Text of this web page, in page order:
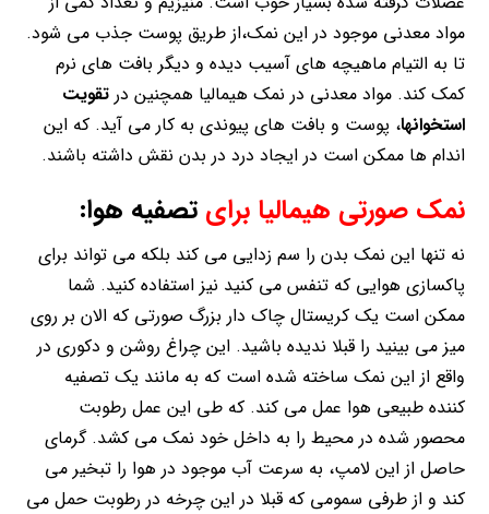
مواد معدنی موجود در این نمک،از طریق پوست جذب می شود.
تا به التیام ماهیچه های آسیب دیده و دیگر بافت های نرم
کمک کند. مواد معدنی در نمک هیمالیا همچنین درتقویت
استخوانها، پوست و بافت های پیوندی به کار می آید. که این
اندام ها ممکن است در ایجاد درد در بدن نقش داشته باشند.
نمک صورتی هیمالیا برایتصفیه هوا:
نه تنها این نمک بدن را سم زدایی می کند بلکه می تواند برای
پاکسازی هوایی که تنفس می کنید نیز استفاده کنید. شما
ممکن است یک کریستال چاک دار بزرگ صورتی که الان بر روی
میز می بینید را قبلا ندیده باشید. این چراغ روشن و دکوری در
واقع از این نمک ساخته شده است که به مانند یک تصفیه
کننده طبیعی هوا عمل می کند. که طی این عمل رطوبت
محصور شده در محیط را به داخل خود نمک می کشد. گرمای
حاصل از این لامپ، به سرعت آب موجود در هوا را تبخیر می
کند و از طرفی سمومی که قبلا در این چرخه در رطوبت حمل می